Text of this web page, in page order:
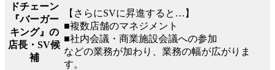
ドチェーン
『バーガー
キング』の
店長・SV候
補
【さらにSVに昇進すると…】
■複数店舗のマネジメント
■社内会議・商業施設会議への参加
などの業務が加わり、業務の幅が広がりま
す。